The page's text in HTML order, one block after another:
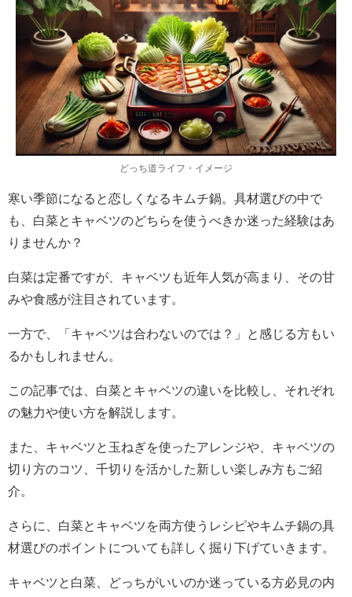
どっち道ライフ・イメージ
寒い季節になると恋しくなるキムチ鍋。具材選びの中で
も、白菜とキャベツのどちらを使うべきか迷った経験はあ
りませんか？
白菜は定番ですが、キャベツも近年人気が高まり、その甘
みや食感が注目されています。
一方で、「キャベツは合わないのでは？」と感じる方もい
るかもしれません。
この記事では、白菜とキャベツの違いを比較し、それぞれ
の魅力や使い方を解説します。
また、キャベツと玉ねぎを使ったアレンジや、キャベツの
切り方のコツ、千切りを活かした新しい楽しみ方もご紹
介。
さらに、白菜とキャベツを両方使うレシピやキムチ鍋の具
材選びのポイントについても詳しく掘り下げていきます。
キャベツと白菜、どっちがいいのか迷っている方必見の内